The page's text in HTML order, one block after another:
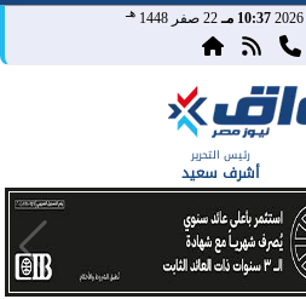
10:37 مـ 22 صفر 1448 هـ
رئيس التحرير
أشرف سعيد